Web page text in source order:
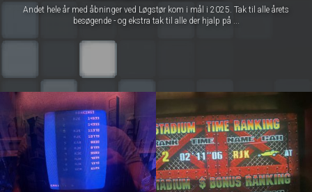
Andet hele år med åbninger ved Løgstør kom i mål i 2025. Tak til alle årets
besøgende - og ekstra tak til alle der hjalp på ...